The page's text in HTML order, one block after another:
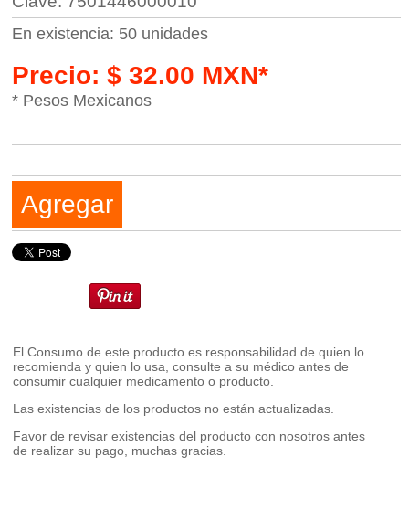
En existencia: 50 unidades
Precio: $ 32.00 MXN*
* Pesos Mexicanos
Agregar
El Consumo de este producto es responsabilidad de quien lo
recomienda y quien lo usa, consulte a su médico antes de
consumir cualquier medicamento o producto.
Las existencias de los productos no están actualizadas.
Favor de revisar existencias del producto con nosotros antes
de realizar su pago, muchas gracias.